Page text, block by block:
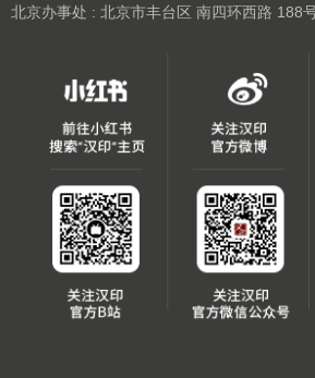
北京办事处 : 北京市丰台区 南四环西路 188